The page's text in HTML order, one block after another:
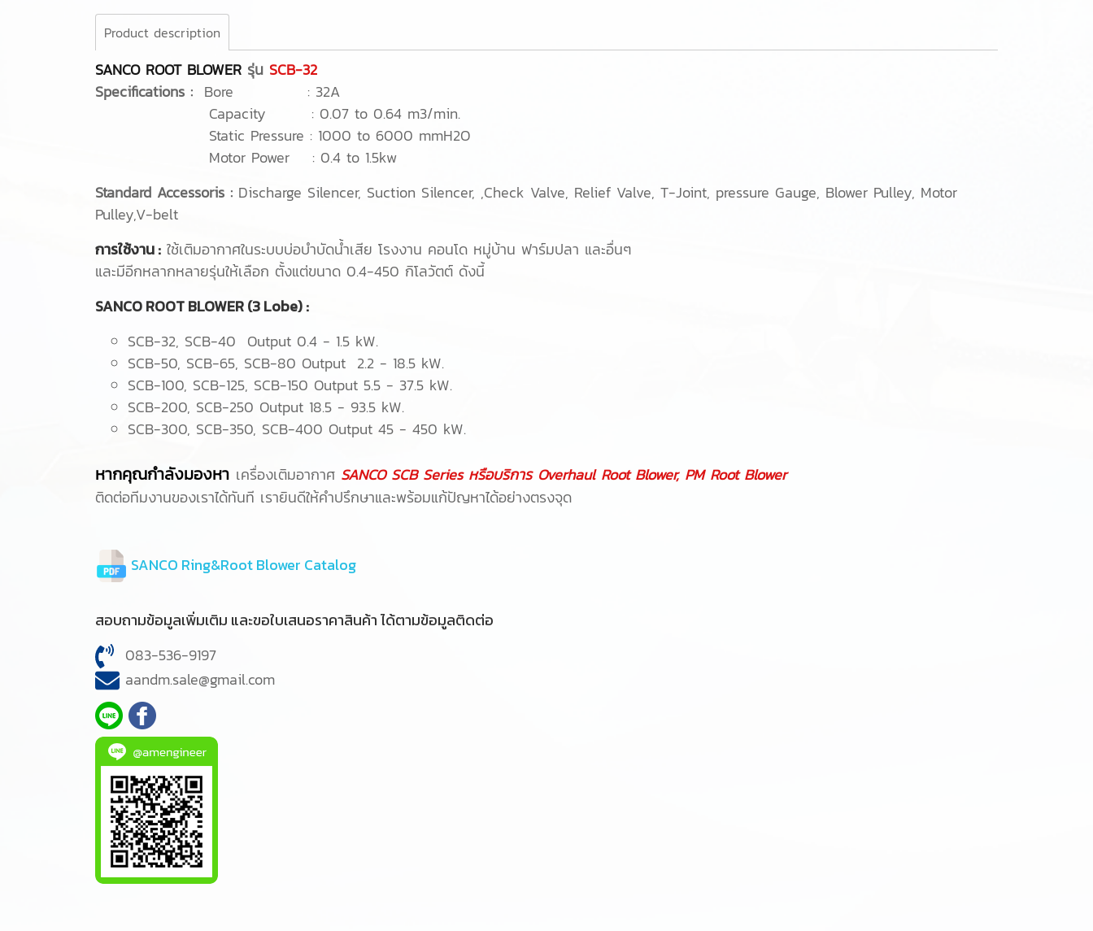
Product description
SANCO ROOT BLOWER รุ่น SCB-32
Specifications : Bore : 32A
Capacity : 0.07 to 0.64 m3/min.
Static Pressure : 1000 to 6000 mmH2O
Motor Power : 0.4 to 1.5kw
Standard Accessoris : Discharge Silencer, Suction Silencer, ,Check Valve, Relief Valve, T-Joint, pressure Gauge, Blower Pulley, Motor
Pulley,V-belt
การใช้งาน : ใช้เติมอากาศในระบบบ่อบำบัดน้ำเสีย โรงงาน คอนโด หมู่บ้าน ฟาร์มปลา และอื่นๆ
และมีอีกหลากหลายรุ่นให้เลือก ตั้งแต่ขนาด 0.4-450 กิโลวัตต์ ดังนี้
SANCO ROOT BLOWER (3 Lobe) :
SCB-32, SCB-40 Output 0.4 - 1.5 kW.
SCB-50, SCB-65, SCB-80 Output 2.2 - 18.5 kW.
SCB-100, SCB-125, SCB-150 Output 5.5 - 37.5 kW.
SCB-200, SCB-250 Output 18.5 - 93.5 kW.
SCB-300, SCB-350, SCB-400 Output 45 - 450 kW.
หากคุณกำลังมองหา เครื่องเติมอากาศ SANCO SCB Series หรือบริการ Overhaul Root Blower, PM Root Blower
ติดต่อทีมงานของเราได้ทันที เรายินดีให้คำปรึกษาและพร้อมแก้ปัญหาได้อย่างตรงจุด
SANCO Ring&Root Blower Catalog
สอบถามข้อมูลเพิ่มเติม และขอใบเสนอราคาสินค้า ได้ตามข้อมูลติดต่อ
083-536-9197
aandm.sale@gmail.com